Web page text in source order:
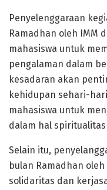
Penyelenggaraan
Ramadhan oleh IMM
mahasiswa untuk
pengalaman dalam
kesadaran akan
kehidupan sehari-
mahasiswa untuk
dalam hal
Selain itu,
bulan Ramadhan
solidaritas dan